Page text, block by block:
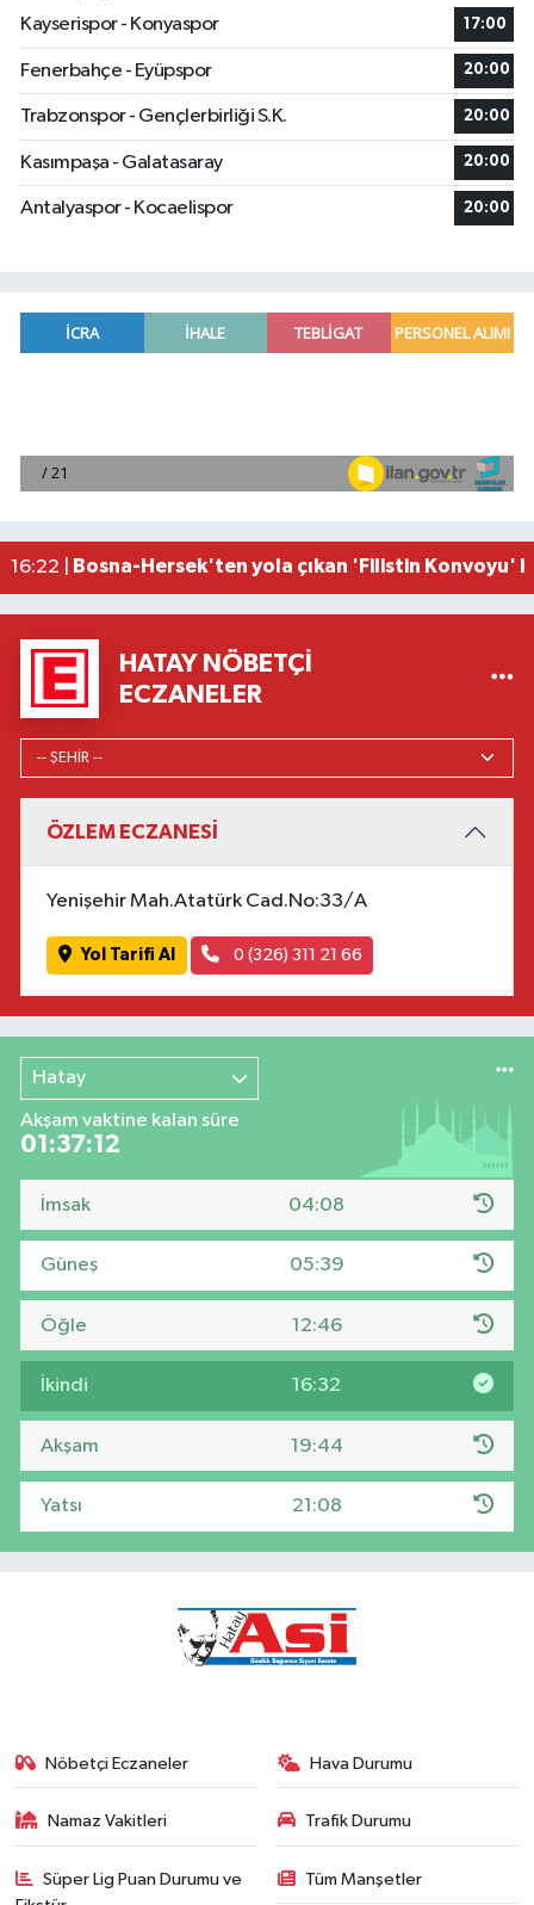
Kayserispor - Konyaspor
17:00
Fenerbahçe - Eyüpspor 20:00
Trabzonspor - Gençlerbirliği S.K. 20:00
Kasımpaşa - Galatasaray 20:00
Antalyaspor - Kocaelispor 20:00
16:48 |
Adana'da ani kalp durmalarına karşı kullanılan
16:22 |
Bosna-Hersek'ten yola çıkan 'Filistin Konvoyu'
HATAY NÖBETÇI
ECZANELER
ÖZLEM ECZANESİ
Yenişehir Mah.Atatürk Cad.No:33/A
Yol Tarifi Al 0 (326) 311 21 66
Hatay
Akşam vaktine kalan süre
01:37:12
İmsak 04:08
Güneş 05:39
Öğle 12:46
İkindi 16:32
Akşam 19:44
Yatsı 21:08
Nöbetçi Eczaneler Hava Durumu
Namaz Vakitleri Trafik Durumu
Süper Lig Puan Durumu ve
Tüm Manşetler